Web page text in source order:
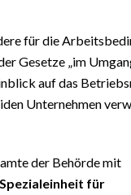
für die
Gesetze „im
auf das
Unternehmen
der Behörde mit
Spezialeinheit für